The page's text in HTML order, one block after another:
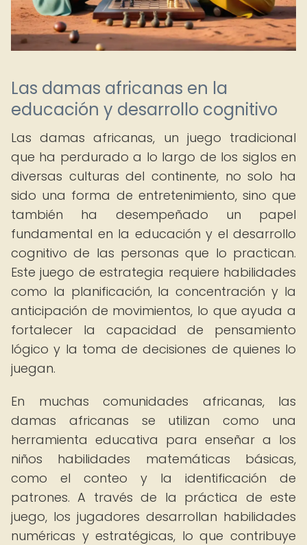
Las damas africanas en la
educación y desarrollo cognitivo
Las damas africanas, un juego tradicional
que ha perdurado a lo largo de los siglos en
diversas culturas del continente, no solo ha
sido una forma de entretenimiento, sino que
también ha desempeñado un papel
fundamental en la educación y el desarrollo
cognitivo de las personas que lo practican.
Este juego de estrategia requiere habilidades
como la planificación, la concentración y la
anticipación de movimientos, lo que ayuda a
fortalecer la capacidad de pensamiento
lógico y la toma de decisiones de quienes lo
juegan.
En muchas comunidades africanas, las
damas africanas se utilizan como una
herramienta educativa para enseñar a los
niños habilidades matemáticas básicas,
como el conteo y la identificación de
patrones. A través de la práctica de este
juego, los jugadores desarrollan habilidades
numéricas y estratégicas, lo que contribuye